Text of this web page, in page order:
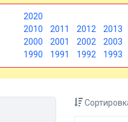
2020
2010 2011 2012 2013
2000 2001 2002 2003
1990 1991 1992 1993